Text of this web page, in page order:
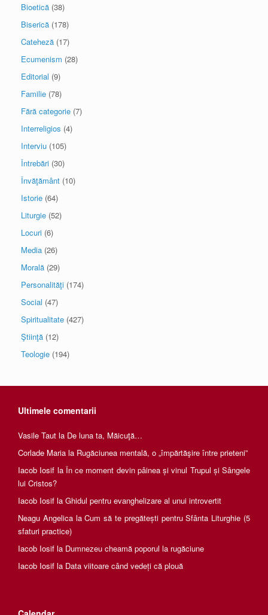
Bioetică (38)
Biserică (178)
Cateheză (17)
Ecumenism (28)
Editorial (9)
Familie (78)
Fără categorie (7)
Interreligios (4)
Interviu (105)
Întrebări (30)
Învăţământ (10)
Istorie (64)
Liturgie (52)
Locuri (6)
Media (26)
Morală (29)
Personalităţi (174)
Social (47)
Spiritualitate (427)
Ştiinţă (12)
Teologie (194)
Ultimele comentarii
Vasile Taut la De luna ta, Măicuţă…
Corlade Maria la Rugăciunea mentală, o „împărtăşire între prieteni”
Iacob Iosif la În ce moment devin pâinea și vinul Trupul și Sângele
lui Cristos?
Iacob Iosif la Ghidul pentru evanghelizare al unui introvertit
Neagu AngelicalaCum să te pregătești pentru Sfânta Liturghie (5
sfaturi practice)
Iacob Iosif la Dumnezeu cheamă poporul la rugăciune
Iacob Iosif la Data viitoare când vedeți că plouă